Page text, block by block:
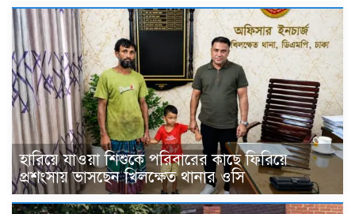
হারিয়ে যাওয়া শিশুকে পরিবারের কাছে ফিরিয়ে
প্রশংসায় ভাসছেন খিলক্ষেত থানার ওসি